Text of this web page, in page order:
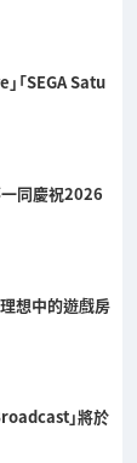
「SEGA Satu
一同慶祝2026
想中的遊戲房
」將於